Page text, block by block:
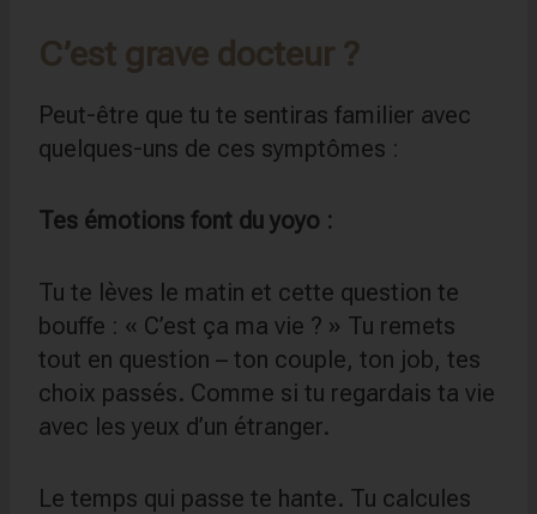
C’est grave docteur ?
Peut-être que tu te sentiras familier avec
quelques-uns de ces symptômes :
Tes émotions font du yoyo :
Tu te lèves le matin et cette question te
bouffe : « C’est ça ma vie ? » Tu remets
tout en question – ton couple, ton job, tes
choix passés. Comme si tu regardais ta vie
avec les yeux d’un étranger.
Le temps qui passe te hante. Tu calcules